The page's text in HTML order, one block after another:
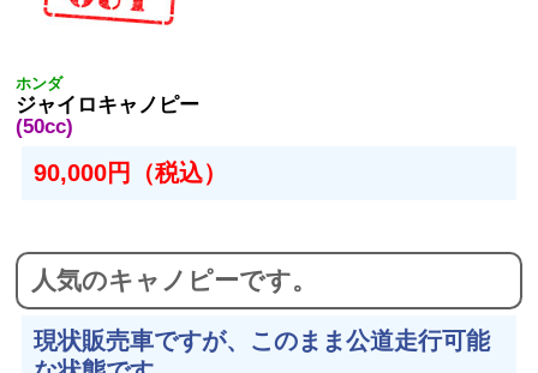
ホンダ
ジャイロキャノピー
(50cc)
90,000円（税込）
人気のキャノピーです。
現状販売車ですが、このまま公道走行可能